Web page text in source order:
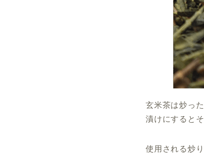
玄米茶は炒っ
漬けにすると
使用される炒